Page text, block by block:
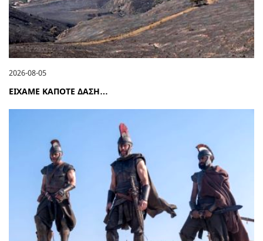
2026-08-05
ΕΙΧΑΜΕ ΚΑΠΟΤΕ ΔΑΣΗ…